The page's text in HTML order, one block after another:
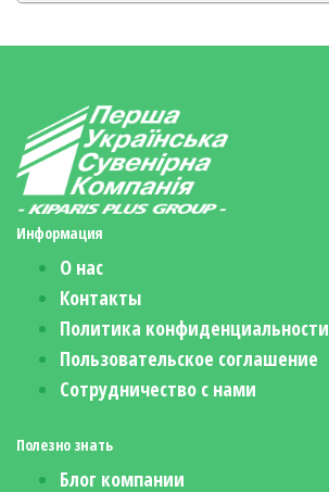
Информация
О нас
Контакты
Политика конфиденциальности
Пользовательское соглашение
Сотрудничество с нами
Полезно знать
Блог компании